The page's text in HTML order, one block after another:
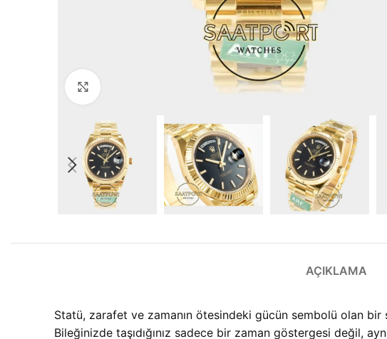
AÇIKLAMA
Statü, zarafet ve zamanın ötesindeki gücün sembolü olan
Bileğinizde taşıdığınız sadece bir zaman göstergesi değil,